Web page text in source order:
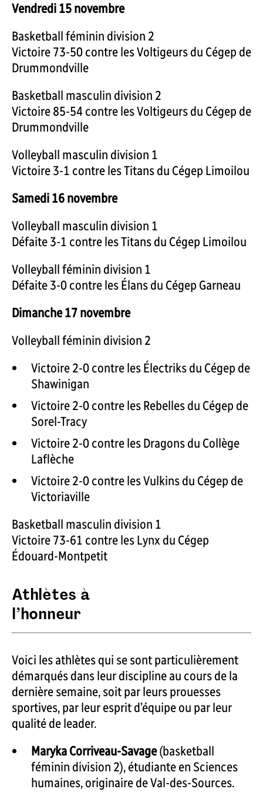
Vendredi 15 novembre
Basketball féminin division 2
Victoire 73-50 contre les Voltigeurs du Cégep de
Drummondville
Basketball masculin division 2
Victoire 85-54 contre les Voltigeurs du Cégep de
Drummondville
Volleyball masculin division 1
Victoire 3-1 contre les Titans du Cégep Limoilou
Samedi 16 novembre
Volleyball masculin division 1
Défaite 3-1 contre les Titans du Cégep Limoilou
Volleyball féminin division 1
Défaite 3-0 contre les Élans du Cégep Garneau
Dimanche 17 novembre
Volleyball féminin division 2
Victoire 2-0 contre les Électriks du Cégep de
Shawinigan
Victoire 2-0 contre les Rebelles du Cégep de
Sorel-Tracy
Victoire 2-0 contre les Dragons du Collège
Laflèche
Victoire 2-0 contre les Vulkins du Cégep de
Victoriaville
Basketball masculin division 1
Victoire 73-61 contre les Lynx du Cégep
Édouard-Montpetit
Athlètes à
l’honneur
Voici les athlètes qui se sont particulièrement
démarqués dans leur discipline au cours de la
dernière semaine, soit par leurs prouesses
sportives, par leur esprit d’équipe ou par leur
qualité de leader.
Maryka Corriveau-Savage(basketball
féminin division 2), étudiante en Sciences
humaines, originaire de Val-des-Sources.